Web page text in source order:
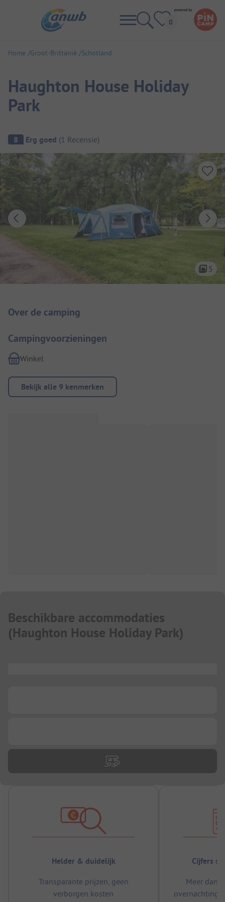
Home Groot-Brittanië Schotland
Haughton House Holiday
Park
Camping overzicht
8 Erg goed (1 Recensie)
5
Over de camping
Campingvoorzieningen
Winkel
Bekijk alle 9 kenmerken
Beschikbare accommodaties
(Haughton House Holiday Park)
Helder & duidelijk
Transparante prijzen, geen
verborgen kosten
Cijfers
Meer dan